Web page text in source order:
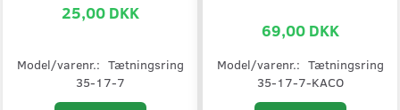
25,00 DKK
Model/varenr.: Tætningsring
35-17-7
69,00 DKK
Model/varenr.: Tætningsring
35-17-7-KACO